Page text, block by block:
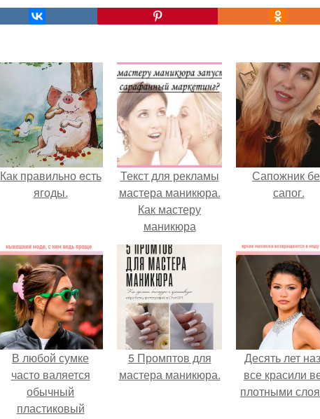
Как правильно eсть
ягоды.
Текст для рекламы
мастера маникюра.
Как мастеру
маникюра
запустить
сарафанный
маркетинг?
Сапожник
сапог.
В любой сумке
часто валяется
обычный
пластиковый
5 Промптов для
мастера маникюра.
Десять лет
все красили
плотными